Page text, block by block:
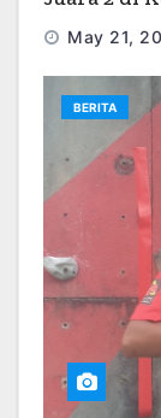
May 21,
BERITA